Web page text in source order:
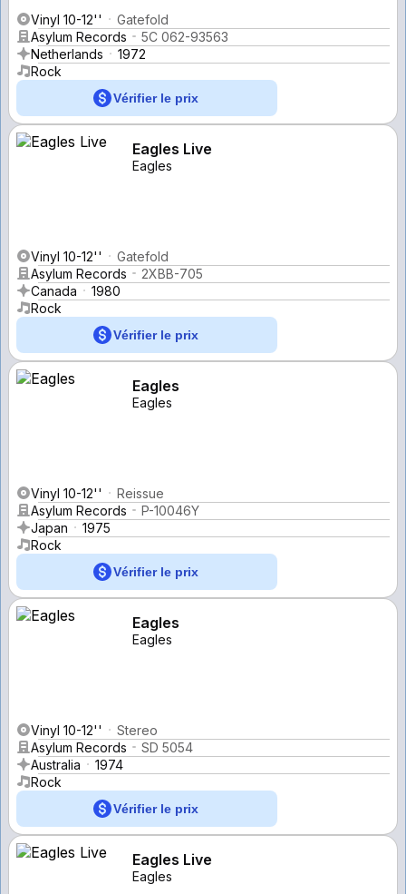
Vinyl 10-12''
Gatefold
Asylum Records
5C 062-93563
Netherlands
1972
Rock
Vérifier le prix
Eagles Live
Eagles
Vinyl 10-12''
Gatefold
Asylum Records
2XBB-705
Canada
1980
Rock
Vérifier le prix
Eagles
Eagles
Vinyl 10-12''
Reissue
Asylum Records
P-10046Y
Japan
1975
Rock
Vérifier le prix
Eagles
Eagles
Vinyl 10-12''
Stereo
Asylum Records
SD 5054
Australia
1974
Rock
Vérifier le prix
Eagles Live
Eagles